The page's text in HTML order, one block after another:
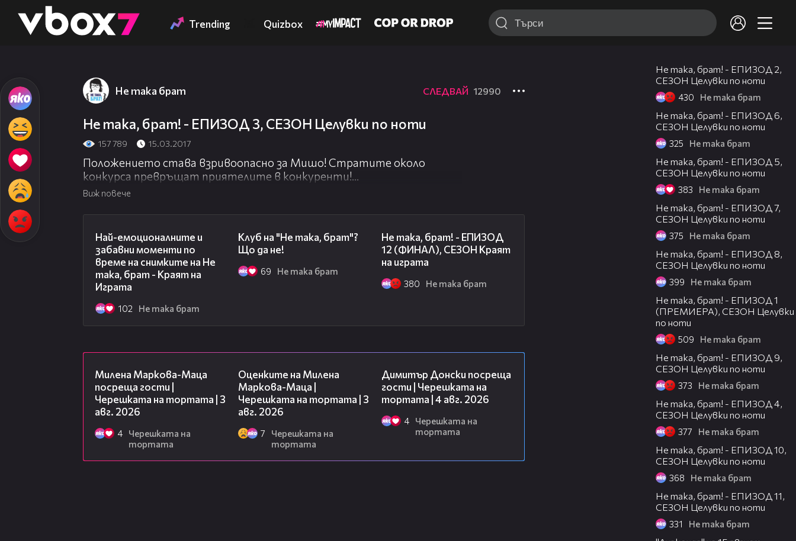
👾 Trending Quizbox
Не така брат СЛЕДВАЙ 12990
Не така, брат! - ЕПИЗОД 3, СЕЗОН Целувки по ноти
157 789 15.03.2017
Положението става взривоопасно за Мишо! Стратите около
конкурса превръщат приятелите в конкуренти!
Харесай страницата ни във Facebook:
http://www.fb.com/netakabratofficial
Не забравяй да харесаш новия епизод и да го споделиш, за да стигне и
до твоите приятели! :)
http://www.instagram.com/ne_taka_brat/
Включи се в нашия Viber Chat:http://chats.viber.com/ne_taka_brat
Гледай ПЪРВИ СЕЗОН тук:http://vbox7.com/playlist:2197723
Гледай ВТОРИ СЕЗОН тук:
http://vbox7.com/playlist:2212887
Гледай СЕЗОН "Големият взрив" тук:
http://www.vbox7.com/playlist:2228012
Виж повече
Най-емоционалните и
забавни моменти по
време на снимките на Не
така, брат - Краят на
Играта
102 Не така брат
Клуб на "Не така, брат"?
Що да не!
69 Не така брат
Не така, брат! - ЕПИЗОД
12 (ФИНАЛ), СЕЗОН Краят
на играта
380 Не така брат
Милена Маркова-Маца
посреща гости |
Черешката на тортата | 3
авг. 2026
4
Черешката на
тортата
Оценките на Милена
Маркова-Маца |
Черешката на тортата | 3
авг. 2026
7
Черешката на
тортата
Димитър Донски посреща
гости | Черешката на
тортата | 4 авг. 2026
4
Черешката на
тортата
Не така, брат! - ЕПИЗОД 2,
СЕЗОН Целувки по ноти
430 Не така брат
Не така, брат! - ЕПИЗОД 6,
СЕЗОН Целувки по ноти
325 Не така брат
Не така, брат! - ЕПИЗОД 5,
СЕЗОН Целувки по ноти
383 Не така брат
Не така, брат! - ЕПИЗОД 7,
СЕЗОН Целувки по ноти
375 Не така брат
Не така, брат! - ЕПИЗОД 8,
СЕЗОН Целувки по ноти
399 Не така брат
Не така, брат! - ЕПИЗОД 1
(ПРЕМИЕРА), СЕЗОН Целувки
по ноти
509 Не така брат
Не така, брат! - ЕПИЗОД 9,
СЕЗОН Целувки по ноти
373 Не така брат
Не така, брат! - ЕПИЗОД 4,
СЕЗОН Целувки по ноти
377 Не така брат
Не така, брат! - ЕПИЗОД 10,
СЕЗОН Целувки по ноти
368 Не така брат
Не така, брат! - ЕПИЗОД 11,
СЕЗОН Целувки по ноти
331 Не така брат